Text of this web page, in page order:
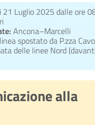
21 Luglio 2025 dalle ore
Ancona–Marcelli
spostato da P.zza
delle linee Nord
alla